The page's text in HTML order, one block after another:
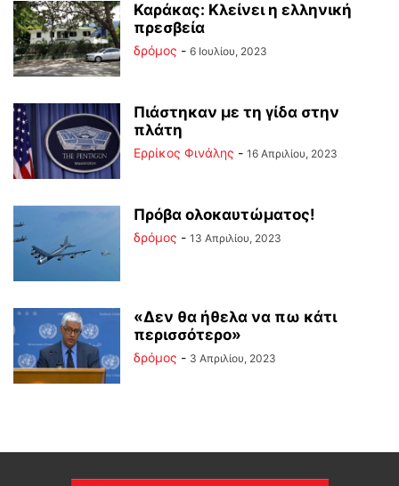
Καράκας: Κλείνει η ελληνική
πρεσβεία
δρόμος - 6 Ιουλίου, 2023
Πιάστηκαν με τη γίδα στην
πλάτη
Ερρίκος Φινάλης - 16 Απριλίου, 2023
Πρόβα ολοκαυτώματος!
δρόμος - 13 Απριλίου, 2023
«Δεν θα ήθελα να πω κάτι
περισσότερο»
δρόμος - 3 Απριλίου, 2023